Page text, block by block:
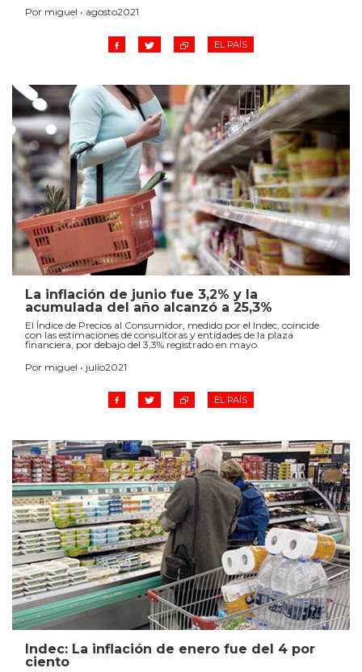
Por miguel • agosto2021
EL PAÍS
La inflación de junio fue 3,2% y la
acumulada del año alcanzó a 25,3%
El Índice de Precios al Consumidor, medido por el Indec, coincide
con las estimaciones de consultoras y entidades de la plaza
financiera, por debajo del 3,3% registrado en mayo.
Por miguel • julio2021
EL PAÍS
Indec: La inflación de enero fue del 4 por
ciento